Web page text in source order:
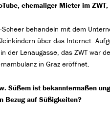
ehemaliger Mieter im
behandeln mit dem
über das Internet.
der Lenaugasse, das ZWT war
in Graz eröffnet.
Süßem ist bekanntermaßen
Bezug auf Süßigkeiten?